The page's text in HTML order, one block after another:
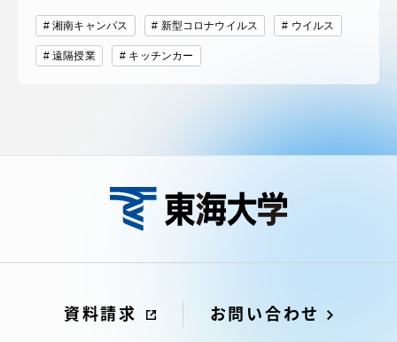
湘南キャンパス 新型コロナウイルス ウイルス
遠隔授業 キッチンカー
資料請求 お問い合わせ